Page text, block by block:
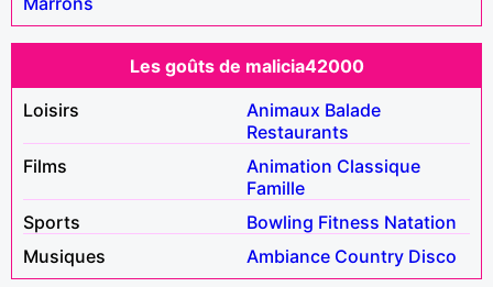
Les goûts de malicia42000
Loisirs
Animaux Balade
Restaurants
Films
Animation Classique
Famille
Sports
Bowling Fitness Natation
Musiques
Ambiance Country Disco